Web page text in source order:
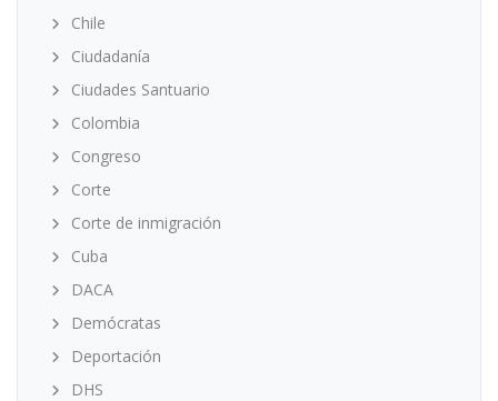
Chile
Ciudadanía
Ciudades Santuario
Colombia
Congreso
Corte
Corte de inmigración
Cuba
DACA
Demócratas
Deportación
DHS